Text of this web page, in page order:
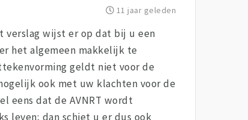
11 jaar geleden
verslag wijst er op dat bij u een
het algemeen makkelijk te
geldt niet voor de
ook met uw klachten voor de
eens dat de AVNRT wordt
leven; dan schiet u er dus ook